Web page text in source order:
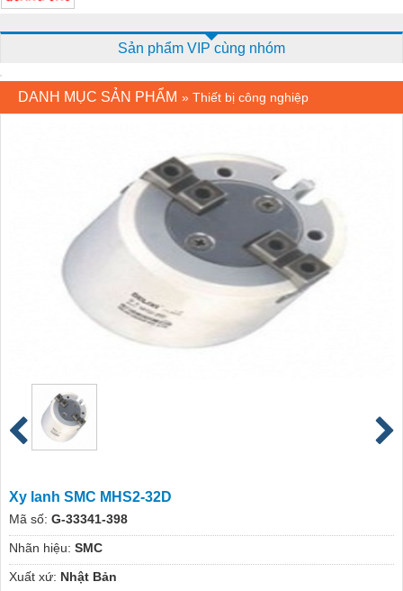
Sản phẩm VIP cùng nhóm
DANH MỤC SẢN PHẨM » Thiết bị công nghiệp
Xy lanh SMC MHS2-32D
Mã số: G-33341-398
Nhãn hiệu: SMC
Xuất xứ: Nhật Bản